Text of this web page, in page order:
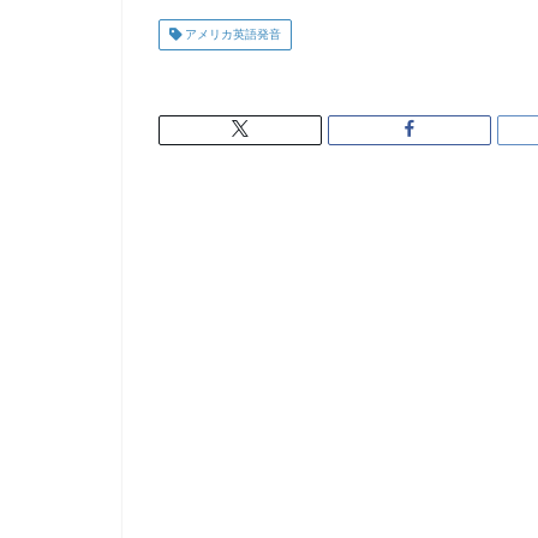
I took apart my watch
アメリカ英語発音